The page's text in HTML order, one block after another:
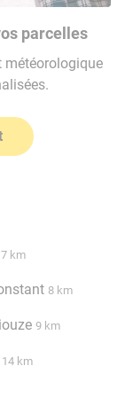
parcelles
météorologique
7 km
8 km
9 km
14 km